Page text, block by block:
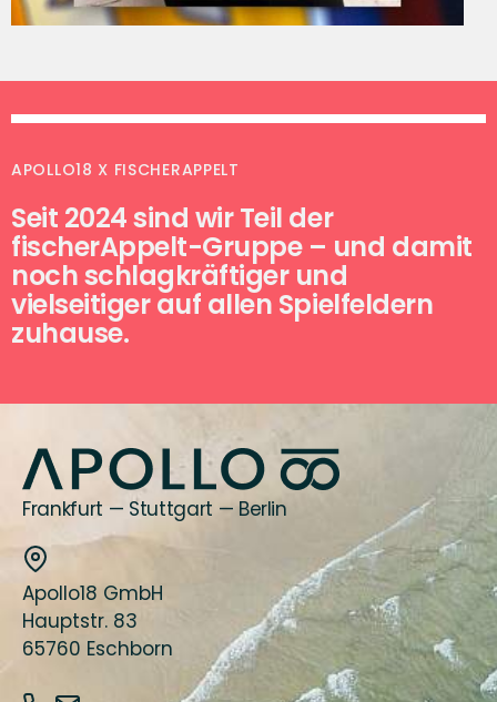
APOLLO18 X FISCHERAPPELT
Seit 2024 sind wir Teil der
fischerAppelt-Gruppe – und damit
noch schlagkräftiger und
vielseitiger auf allen Spielfeldern
zuhause.
Frankfurt — Stuttgart — Berlin
Apollo18 GmbH
Hauptstr. 83
65760 Eschborn